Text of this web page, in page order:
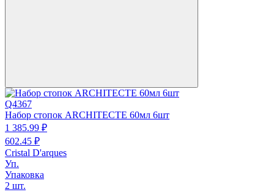
Q4367
Набор стопок ARCHITECTE 60мл 6шт
1 385.99 ₽
602.45 ₽
Cristal D'arques
Уп.
Упаковка
2 шт.